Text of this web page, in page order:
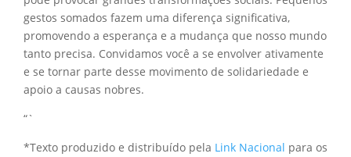
gestos somados fazem uma diferença significativa,
promovendo a esperança e a mudança que nosso mundo
tanto precisa. Convidamos você a se envolver ativamente
e se tornar parte desse movimento de solidariedade e
apoio a causas nobres.
“`
*Texto produzido e distribuído pela Link Nacional para os